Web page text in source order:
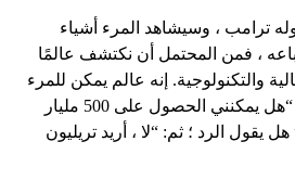
ترامب ، وسيشاهد المرء أشياء
، فمن المحتمل أن نكتشف عالمًا
والتكنولوجية. إنه عالم يمكن للمرء
أن يسمع فيه حوارًا مثل: “هل يمكنني الحصول على 500 مليار
600 مليار ،” هل يقول الرد ؛ ثم: “لا ، أريد تريليون